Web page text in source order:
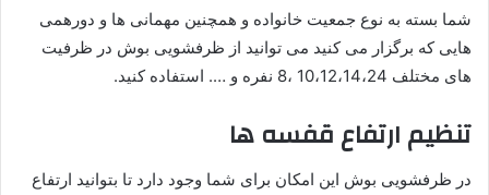
شما بسته به نوع جمعیت خانواده و همچنین مهمانی ها و دورهمی
هایی که برگزار می کنید می توانید از ظرفشویی بوش در ظرفیت
های مختلف 10،12،14،24 ،8 نفره و …. استفاده کنید.
تنظیم ارتفاع قفسه ها
در ظرفشویی بوش این امکان برای شما وجود دارد تا بتوانید ارتفاع